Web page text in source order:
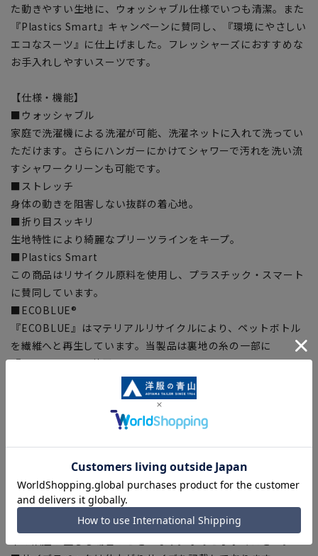
た動きやすい生地に、ウォッシャブル仕様でいつも清潔。また
『Plastics Smart』キャンペーンに賛同し、『環境にやさしい
エコなスーツ』に仕上げました。フレッシャーズにおすすめな
お手入れしやすいスーツです。
【仕様・機能】
■ウォッシャブル
家庭で洗濯機による洗濯が可能、洗濯ネットに入れて洗ってい
ただけます。さらにハンガーにかけてシャワーで汚れを洗い流
すシャワークリーンも可能です。
■ストレッチ
身体の動きを阻害しない抜群の着心地。
■折り目スッキリ
生地特性により綺麗なプリーツラインをキープ。
■Plastics Smart
この商品はリサイクル原料を使用し、プラスチック・スマート
に賛同しています。
■ECOBLUE®
『ECOBLUE』はマテリアルリサイクルにより、ペットボトル
を繊維へと再生しています。当製品は裏地の糸の一部に
『ECOBLUE』を使用しています。
【シルエット】《細め(スリム)》 (当社比)
【商品に関するご注意】
■商品画像はサンプルのため、色味やサイズ等の仕様に変更が
ある場合がございますので、予めご了承ください。
■ゆとり感には個人差があります。サイズ表を確認の上、ご購
入の目安としてご利用ください。
■生地や仕様・デザインにより、着用感や実際のサイズ表に若